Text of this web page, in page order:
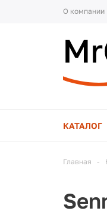
О компании
КАТАЛОГ
Главная -